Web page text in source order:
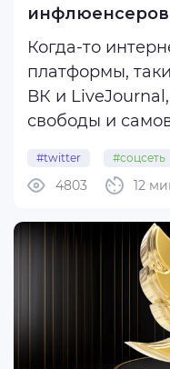
инфлюенсеров
Когда-то
платформы,
ВК и
свободы и
медиа стали
сильно
сводами
Жесткое
#twitter #соцсеть
12
4803